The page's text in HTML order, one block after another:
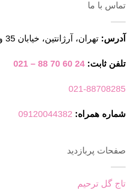
تماس با ما
آدرس: تهران، آرژانتین، خیابان 35 وزرا
تلفن ثابت: 24 60 70 88 – 021
021-88708285
شماره همراه: 09120044382
صفحات پربازدید
تاج گل ترحیم